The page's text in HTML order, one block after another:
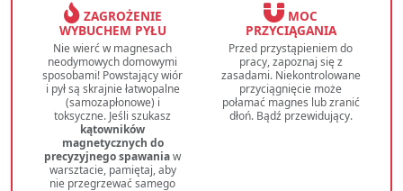
ZAGROŻENIE
WYBUCHEM PYŁU
Nie wierć w magnesach
neodymowych domowymi
sposobami! Powstający wiór
i pył są skrajnie łatwopalne
(samozapłonowe) i
toksyczne. Jeśli szukasz
kątowników
magnetycznych do
precyzyjnego spawaniaw
warsztacie, pamiętaj, aby
nie przegrzewać samego
MOC
PRZYCIĄGANIA
Przed przystąpieniem do
pracy, zapoznaj się z
zasadami. Niekontrolowane
przyciągnięcie może
połamać magnes lub zranić
dłoń. Bądź przewidujący.